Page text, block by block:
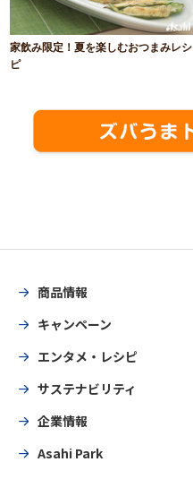
家飲み限定！夏を楽しむおつまみレシ
ピ
商品情報
キャンペーン
エンタメ・レシピ
サステナビリティ
企業情報
Asahi Park